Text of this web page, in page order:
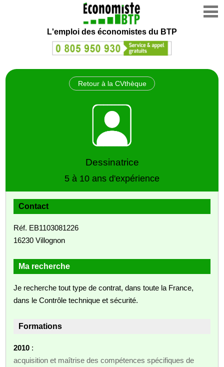
L'emploi des économistes du BTP
Retour à la CVthèque
Dessinatrice
5 à 10 ans d'expérience
Contact
Réf. EB1103081226
16230 Villognon
Ma recherche
Je recherche tout type de contrat, dans toute la France,
dans le Contrôle technique et sécurité.
Formations
2010 :
acquisition et maîtrise des compétences spécifiques de